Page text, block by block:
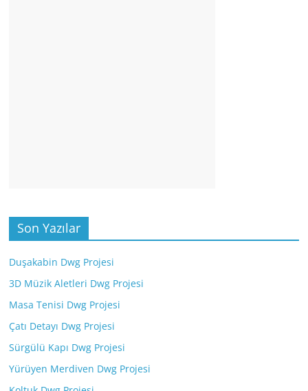
Son Yazılar
Duşakabin Dwg Projesi
3D Müzik Aletleri Dwg Projesi
Masa Tenisi Dwg Projesi
Çatı Detayı Dwg Projesi
Sürgülü Kapı Dwg Projesi
Yürüyen Merdiven Dwg Projesi